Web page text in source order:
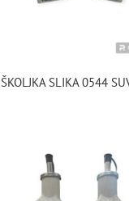
ŠKOLJKA SLIKA 0544